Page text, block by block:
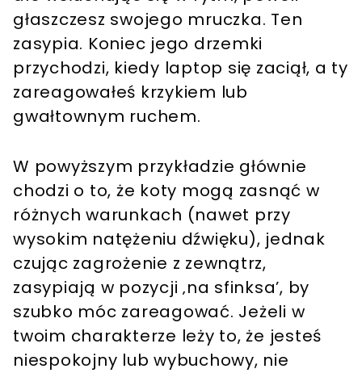
głaszczesz swojego mruczka. Ten
zasypia. Koniec jego drzemki
przychodzi, kiedy laptop się zaciął, a ty
zareagowałeś krzykiem lub
gwałtownym ruchem.
W powyższym przykładzie głównie
chodzi o to, że koty mogą zasnąć w
różnych warunkach (nawet przy
wysokim natężeniu dźwięku), jednak
czując zagrożenie z zewnątrz,
zasypiają w pozycji ‚na sfinksa’, by
szubko móc zareagować. Jeżeli w
twoim charakterze leży to, że jesteś
niespokojny lub wybuchowy, nie